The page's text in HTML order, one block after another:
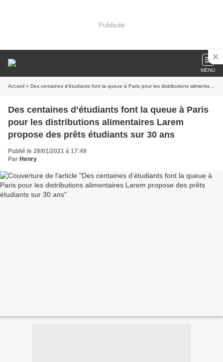
Publicité
MENU
Accueil » Des centaines d’étudiants font la queue à Paris pour les distributions alimentaires Larem propose des prêts étudiants sur 30 ans
Des centaines d’étudiants font la queue à Paris
pour les distributions alimentaires Larem
propose des prêts étudiants sur 30 ans
Publié le 28/01/2021 à 17:49
Par Henry